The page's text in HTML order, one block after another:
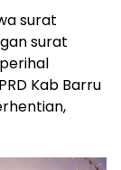
surat
surat
perihal
Kab Barru